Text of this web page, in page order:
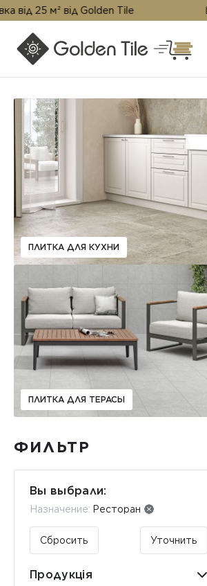
м² від Golden Tile
ПЛИТКА ДЛЯ КУХНИ
ПЛИТКА ДЛЯ ТЕРАСЫ
ФИЛЬТР
Вы выбрали:
Назначение: Ресторан
Сбросить Уточнить
Продукція